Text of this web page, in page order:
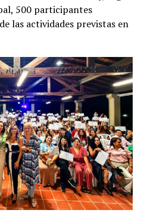
500 participantes
las actividades previstas en